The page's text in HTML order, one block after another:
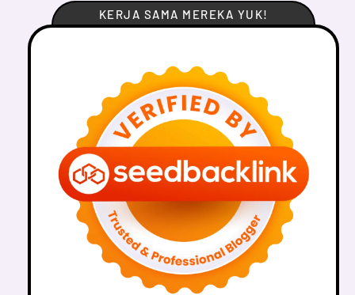
KERJA SAMA MEREKA YUK!